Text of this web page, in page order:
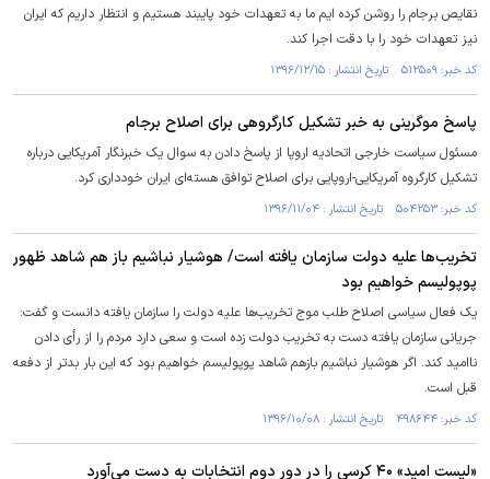
نقایص برجام را روشن کرده ایم ما به تعهدات خود پایبند هستیم و انتظار داریم که ایران
نیز تعهدات خود را با دقت اجرا کند.
کد خبر: ۵۱۲۵۰۹ تاریخ انتشار : ۱۳۹۶/۱۲/۱۵
پاسخ موگرینی به خبر تشکیل کارگروهی برای اصلاح برجام
مسئول سیاست خارجی اتحادیه اروپا از پاسخ دادن به سوال یک خبرنگار آمریکایی درباره
تشکیل کارگروه آمریکایی-اروپایی برای اصلاح توافق هسته‌ای ایران خودداری کرد.
کد خبر: ۵۰۴۲۵۳ تاریخ انتشار : ۱۳۹۶/۱۱/۰۴
تخریب‌ها علیه دولت سازمان یافته است/ هوشیار نباشیم باز هم شاهد ظهور
پوپولیسم خواهیم بود
یک فعال سیاسی اصلاح طلب موج تخریب‌ها علیه دولت را سازمان یافته دانست و گفت:
جریانی سازمان یافته دست به تخریب دولت زده است و سعی دارد مردم را از رأی دادن
ناامید کند. اگر هوشیار نباشیم بازهم شاهد پوپولیسم خواهیم بود که این بار بدتر از دفعه
قبل است.
کد خبر: ۴۹۸۶۴۴ تاریخ انتشار : ۱۳۹۶/۱۰/۰۸
«لیست امید» ۴۰ کرسی را در دور دوم انتخابات به دست می‌آورد